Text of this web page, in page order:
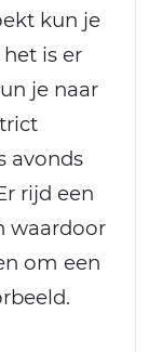
kun je
is er
je naar
avonds
rijd een
waardoor
om een